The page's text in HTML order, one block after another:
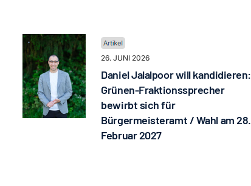
26. JUNI 2026
Daniel Jalalpoor will kandidieren:
Grünen-Fraktionssprecher
bewirbt sich für
Bürgermeisteramt / Wahl am 28.
Februar 2027